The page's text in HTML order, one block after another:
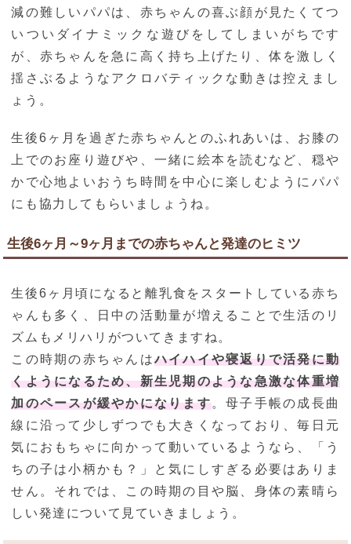
減の難しいパパは、赤ちゃんの喜ぶ顔が見たくてつ
いついダイナミックな遊びをしてしまいがちです
が、赤ちゃんを急に高く持ち上げたり、体を激しく
揺さぶるようなアクロバティックな動きは控えまし
ょう。
生後6ヶ月を過ぎた赤ちゃんとのふれあいは、お膝の
上でのお座り遊びや、一緒に絵本を読むなど、穏や
かで心地よいおうち時間を中心に楽しむようにパパ
にも協力してもらいましょうね。
生後6ヶ月～9ヶ月までの赤ちゃんと発達のヒミツ
生後6ヶ月頃になると離乳食をスタートしている赤ち
ゃんも多く、日中の活動量が増えることで生活のリ
ズムもメリハリがついてきますね。
この時期の赤ちゃんはハイハイや寝返りで活発に動
くようになるため、新生児期のような急激な体重増
加のペースが緩やかになります。母子手帳の成長曲
線に沿って少しずつでも大きくなっており、毎日元
気におもちゃに向かって動いているようなら、「う
ちの子は小柄かも？」と気にしすぎる必要はありま
せん。それでは、この時期の目や脳、身体の素晴ら
しい発達について見ていきましょう。